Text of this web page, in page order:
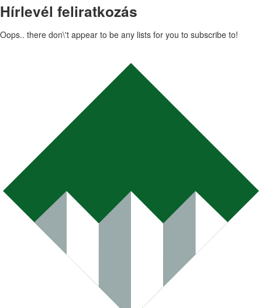
Hírlevél feliratkozás
Oops.. there don\'t appear to be any lists for you to subscribe to!